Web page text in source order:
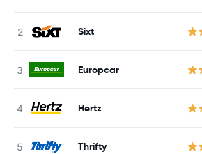
Sixt
Europcar
Hertz
Thrifty